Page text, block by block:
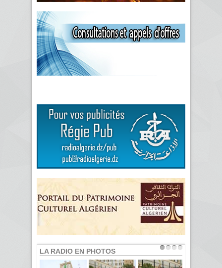
LA RADIO EN PHOTOS